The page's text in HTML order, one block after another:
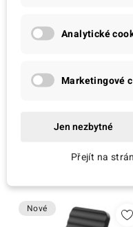
Bezdrátový
Nové
Analytické
Marketingové
Jen nezbytné
Přejít na